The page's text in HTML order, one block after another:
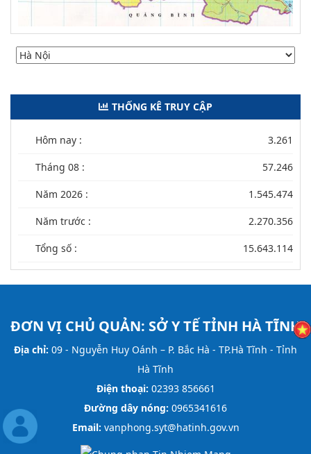
THỐNG KÊ TRUY CẬP
Hôm nay : 3.261
Tháng 08 : 57.246
Năm 2026 : 1.545.474
Năm trước : 2.270.356
Tổng số : 15.643.114
ĐƠN VỊ CHỦ QUẢN: SỞ Y TẾ TỈNH HÀ TĨNH
Địa chỉ: 09 - Nguyễn Huy Oánh – P. Bắc Hà - TP.Hà Tĩnh - Tỉnh
Hà Tĩnh
Điện thoại: 02393 856661
Đường dây nóng: 0965341616
Email: vanphong.syt@hatinh.gov.vn